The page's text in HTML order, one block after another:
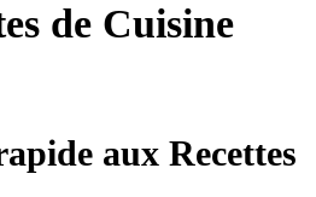
de Cuisine
aux Recettes